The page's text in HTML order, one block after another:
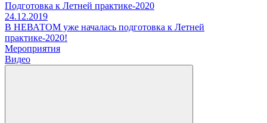
Подготовка к Летней практике-2020
24.12.2019
В НЕВАТОМ уже началась подготовка к Летней
практике-2020!
Мероприятия
Видео